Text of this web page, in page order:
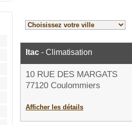
Itac - Climatisation
10 RUE DES MARGATS
77120 Coulommiers
Afficher les détails